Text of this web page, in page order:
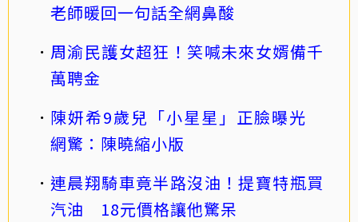
老師暖回一句話全網鼻酸
周渝民護女超狂！笑喊未來女婿備千
萬聘金
陳妍希9歲兒「小星星」正臉曝光
網驚：陳曉縮小版
連晨翔騎車竟半路沒油！提寶特瓶買
汽油 18元價格讓他驚呆